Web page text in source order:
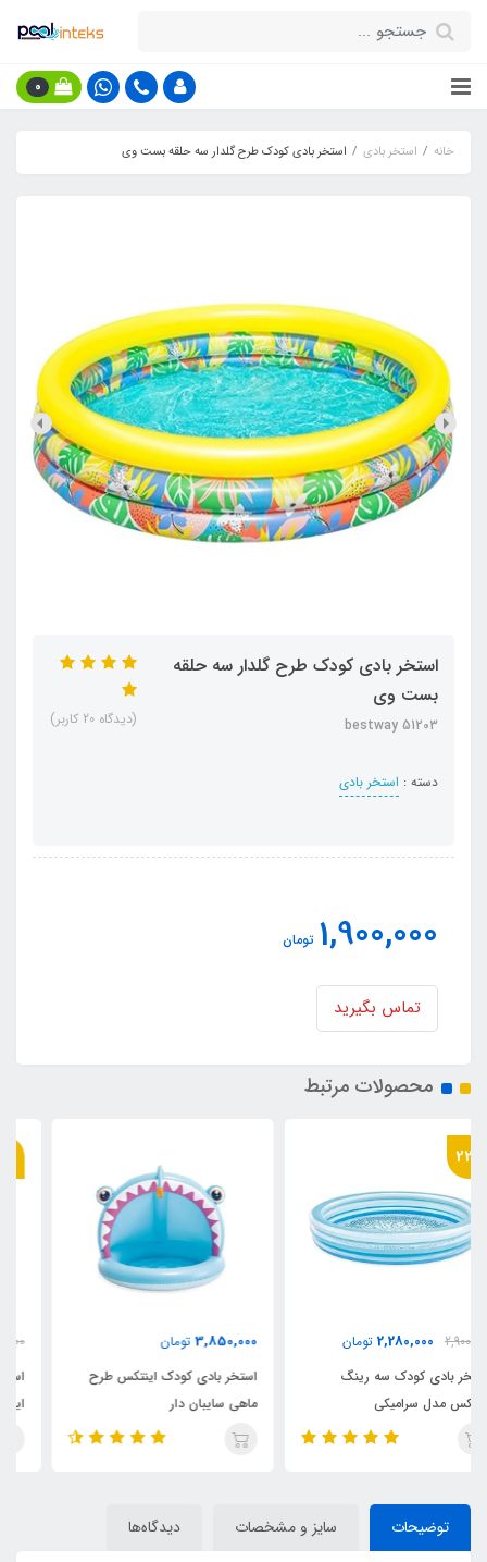
0
خانه استخر بادی استخر بادی کودک طرح گلدار سه حلقه بست وی
استخر بادی کودک طرح گلدار سه حلقه
بست وی
bestway 51203
دسته : استخر بادی
(دیدگاه 20 کاربر)
1,900,000 تومان
تماس بگیرید
محصولات مرتبط
3,850,000 تومان
استخر بادی کودک اینتکس طرح
ماهی سایبان دار
3,400,000
2,180,000
استخر بادی سه رینگ کودک
اینتکس طرح جدید قطر 147
توضیحات سایز و مشخصات دیدگاه‌ها